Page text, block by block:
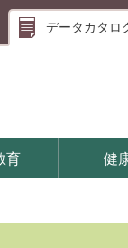
データカタロ
育 健